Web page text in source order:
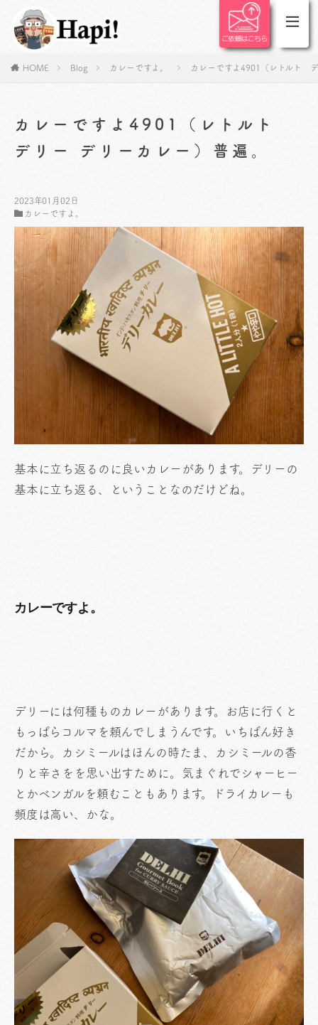
HOME Blog カレーですよ。 カレーですよ4901（レトルト
カレーですよ4901（レトルト
デリー デリーカレー）普遍。
2023年01月02日
カレーですよ。
基本に立ち返るのに良いカレーがあります。デリーの
基本に立ち返る、ということなのだけどね。
カレーですよ。
デリーには何種ものカレーがあります。お店に行くと
もっぱらコルマを頼んでしまうんです。いちばん好き
だから。カシミールはほんの時たま、カシミールの香
りと辛さをを思い出すために。気まぐれでシャーヒー
とかベンガルを頼むこともあります。ドライカレーも
頻度は高い、かな。